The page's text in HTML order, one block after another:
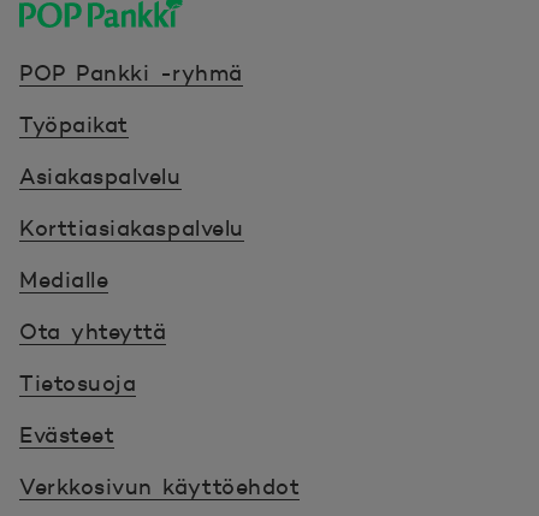
POP Pankki -ryhmä
Työpaikat
Asiakaspalvelu
Korttiasiakaspalvelu
Medialle
Ota yhteyttä
Tietosuoja
Evästeet
Verkkosivun käyttöehdot